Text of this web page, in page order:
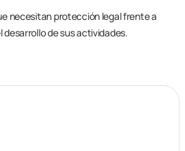
necesitan protección legal frente a
de sus actividades.